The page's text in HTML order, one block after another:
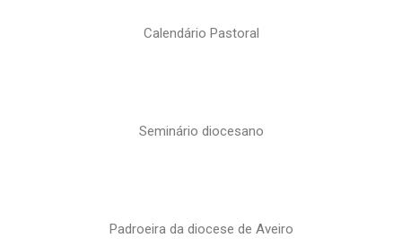
Calendário Pastoral
Seminário diocesano
Padroeira da diocese de Aveiro